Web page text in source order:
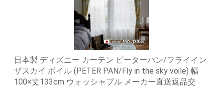
日本製 ディズニー カーテン ピーターパン/フライイン
ザスカイ ボイル (PETER PAN/Fly in the sky voile) 幅
100×丈133cm ウォッシャブル メーカー直送返品交